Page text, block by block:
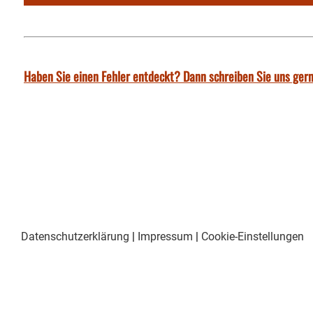
Haben Sie einen Fehler entdeckt? Dann schreiben Sie uns
Datenschutzerklärung | Impressum | Cookie-Einstellungen